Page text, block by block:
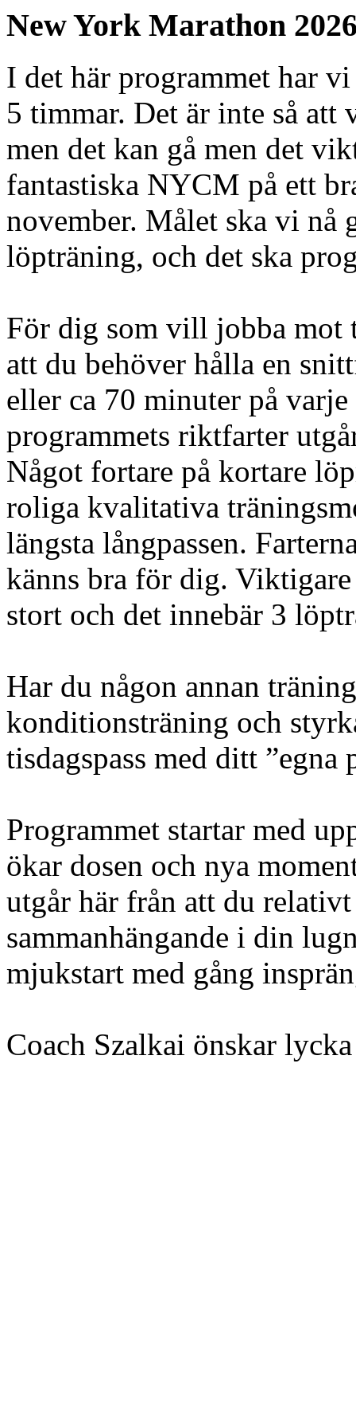
New York Marathon
I det här programmet har
5 timmar. Det är inte så att
men det kan gå men det
fantastiska NYCM på ett
november. Målet ska vi nå
löpträning, och det ska
För dig som vill jobba mot
att du behöver hålla en
eller ca 70 minuter på
programmets riktfarter
Något fortare på kortare
roliga kvalitativa
längsta långpassen.
känns bra för dig.
stort och det innebär 3
Har du någon annan
konditionsträning och
tisdagspass med ditt ”egna
Programmet startar med
ökar dosen och nya
utgår här från att du
sammanhängande i din
mjukstart med gång
Coach Szalkai önskar